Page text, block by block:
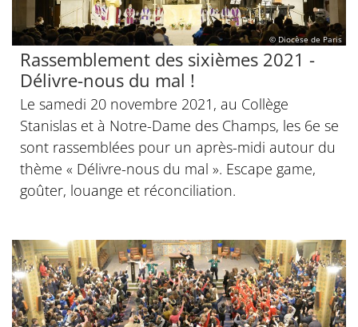
© Diocèse de Paris
Rassemblement des sixièmes 2021 -
Délivre-nous du mal !
Le samedi 20 novembre 2021, au Collège
Stanislas et à Notre-Dame des Champs, les 6e se
sont rassemblées pour un après-midi autour du
thème « Délivre-nous du mal ». Escape game,
goûter, louange et réconciliation.